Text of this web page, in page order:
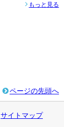
もっと見る
ページの先頭へ
サイトマップ